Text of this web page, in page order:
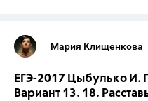
Мария Клищенкова
ЕГЭ-2017 Цыбулько И.
Вариант 13. 18.